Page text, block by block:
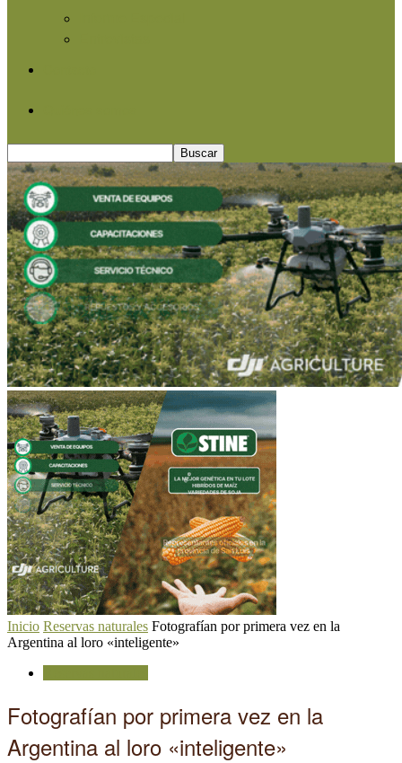
Inicio Reservas naturales Fotografían por primera vez en la
Argentina al loro «inteligente»
Fotografían por primera vez en la
Argentina al loro «inteligente»